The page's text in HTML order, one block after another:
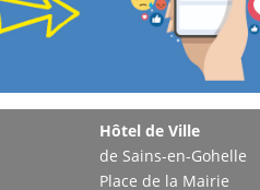
Hôtel de Ville
de Sains-en-Gohelle
Place de la Mairie